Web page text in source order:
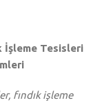
İşleme Tesisleri
fındık işleme